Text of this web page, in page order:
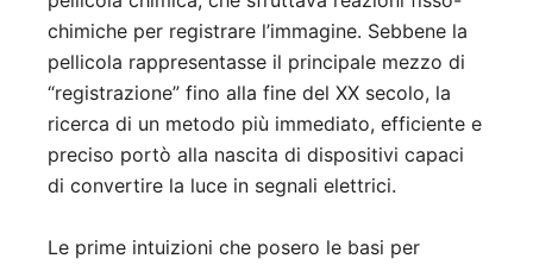
chimiche per registrare l’immagine. Sebbene la
pellicola rappresentasse il principale mezzo di
“registrazione” fino alla fine del XX secolo, la
ricerca di un metodo più immediato, efficiente e
preciso portò alla nascita di dispositivi capaci
di convertire la luce in segnali elettrici.
Le prime intuizioni che posero le basi per